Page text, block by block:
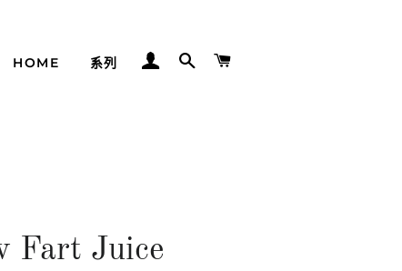
HOME 系列 登入 搜尋
Fart Juice